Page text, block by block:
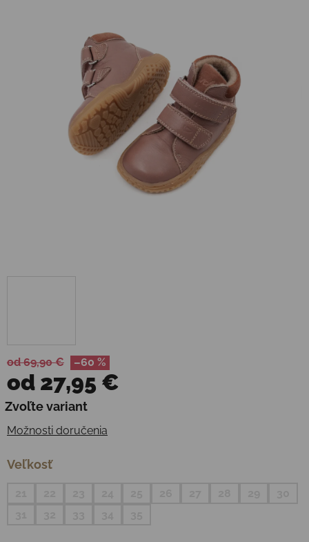
od 69,90 € –60 %
od 27,95 €
Jednotková cena:
Zvoľte variant
Možnosti doručenia
Veľkosť